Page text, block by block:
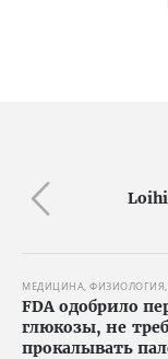
МЕДИЦИНА, ФИЗИОЛОГИЯ,
FDA одобрило
глюкозы, не
прокалывать